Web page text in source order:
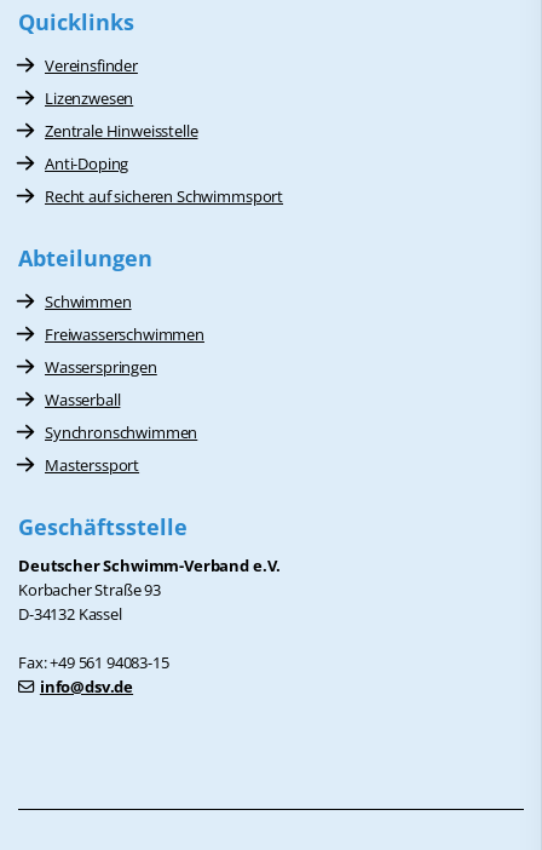
Quicklinks
Vereinsfinder
Lizenzwesen
Zentrale Hinweisstelle
Anti-Doping
Recht auf sicheren Schwimmsport
Abteilungen
Schwimmen
Freiwasserschwimmen
Wasserspringen
Wasserball
Synchronschwimmen
Masterssport
Geschäftsstelle
Deutscher Schwimm-Verband e.V.
Korbacher Straße 93
D-34132 Kassel
Fax: +49 561 94083-15
info@dsv.de